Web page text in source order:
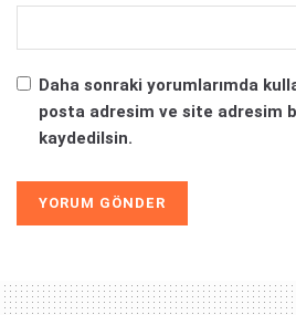
Daha sonraki yorumlarımda
posta adresim ve site adresim
kaydedilsin.